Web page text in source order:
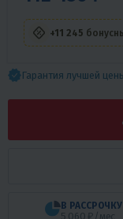
Гарантия лучшей
+11 245
В РАССРОЧКУ
5 060 ₽/мес